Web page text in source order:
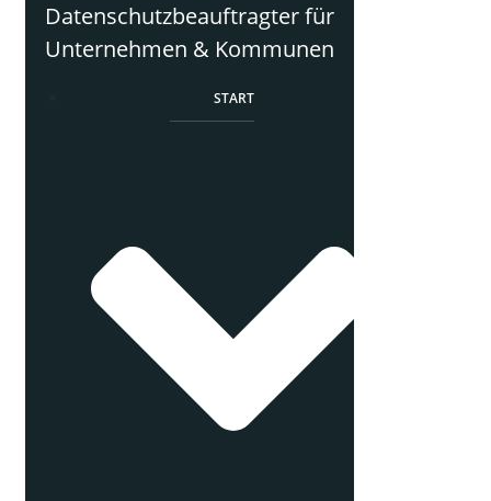
Datenschutzbeauftragter für
Unternehmen & Kommunen
START